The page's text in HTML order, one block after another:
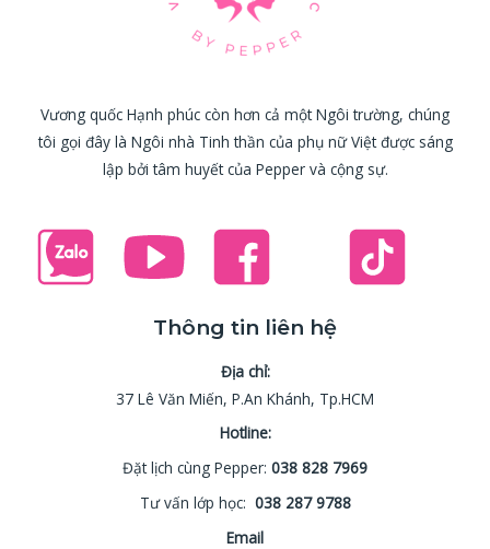
Vương quốc Hạnh phúc còn hơn cả một Ngôi trường, chúng
tôi gọi đây là Ngôi nhà Tinh thần của phụ nữ Việt được sáng
lập bởi tâm huyết của Pepper và cộng sự.
Thông tin liên hệ
Địa chỉ:
37 Lê Văn Miến, P.An Khánh, Tp.HCM
Hotline:
Đặt lịch cùng Pepper: 038 828 7969
Tư vấn lớp học: 038 287 9788
Email